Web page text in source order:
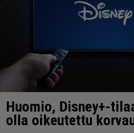
Huomio, Disney+-
olla oikeutettu